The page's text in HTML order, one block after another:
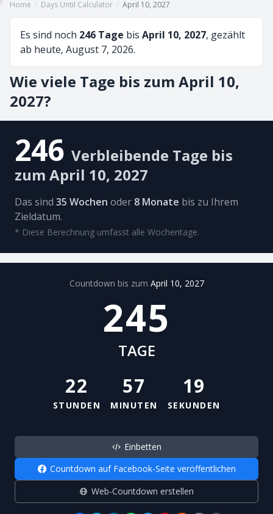
Home / Days Until Calculator / April 10, 2027
Es sind noch 246 Tage bis April 10, 2027, gezählt
ab heute, August 7, 2026.
Wie viele Tage bis zum April 10,
2027?
246 Verbleibende Tage bis
zum April 10, 2027
Das sind 35 Wochen oder 8 Monate bis zu Ihrem
Zieldatum.
* Diese Berechnung umfasst alle Wochentage.
Countdown bis zum April 10, 2027
245
TAGE
22
STUNDEN
57
MINUTEN
19
SEKUNDEN
Einbetten
Countdown auf Facebook-Seite veröffentlichen
Web-Countdown erstellen